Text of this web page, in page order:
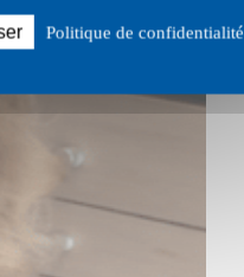
Politique de confidentialité